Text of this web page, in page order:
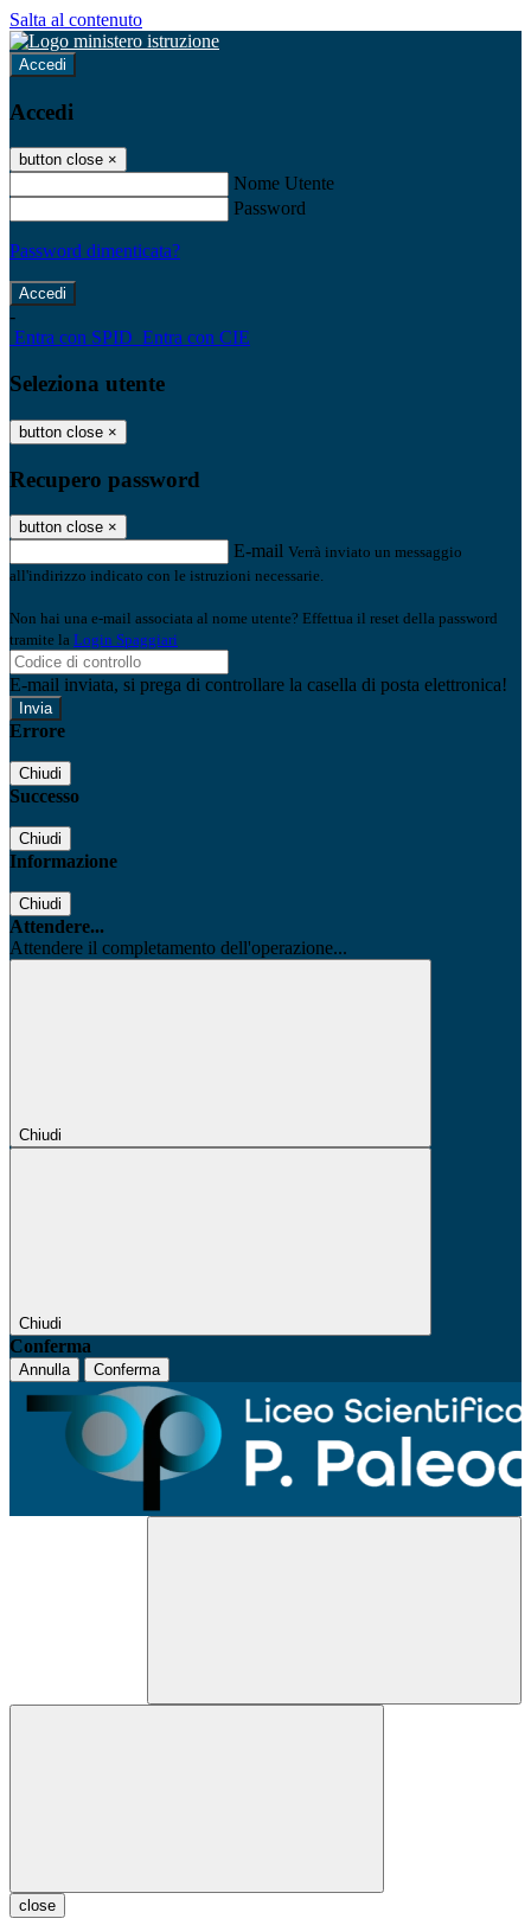
Salta al contenuto
Accedi
Accedi
button close ×
Nome Utente
Password
Password dimenticata?
-
Entra con SPID Entra con CIE
Seleziona utente
button close ×
Recupero password
button close ×
E-mail Verrà inviato un messaggio
all'indirizzo indicato con le istruzioni necessarie.
Non hai una e-mail associata al nome utente? Effettua il reset della password
tramite la Login Spaggiari
E-mail inviata, si prega di controllare la casella di posta elettronica!
Errore
Chiudi
Successo
Chiudi
Informazione
Chiudi
Attendere...
Attendere il completamento dell'operazione...
Chiudi
Chiudi
Conferma
Annulla Conferma
close